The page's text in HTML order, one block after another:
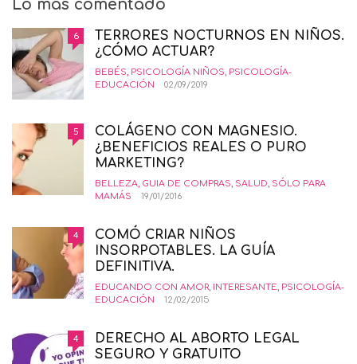
Lo más comentado
6
TERRORES NOCTURNOS EN NIÑOS.
¿CÓMO ACTUAR?
BEBÉS, PSICOLOGÍA NIÑOS, PSICOLOGÍA-
EDUCACIÓN
02/09/2019
5
COLÁGENO CON MAGNESIO.
¿BENEFICIOS REALES O PURO
MARKETING?
BELLEZA, GUIA DE COMPRAS, SALUD, SÓLO PARA
MAMÁS
19/01/2016
4
COMÓ CRIAR NIÑOS
INSORPOTABLES. LA GUÍA
DEFINITIVA.
EDUCANDO CON AMOR, INTERESANTE, PSICOLOGÍA-
EDUCACIÓN
12/02/2015
4
DERECHO AL ABORTO LEGAL
SEGURO Y GRATUITO